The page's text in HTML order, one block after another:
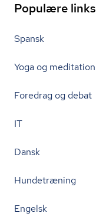
Populære links
Spansk
Yoga og meditation
Foredrag og debat
IT
Dansk
Hundetræning
Engelsk